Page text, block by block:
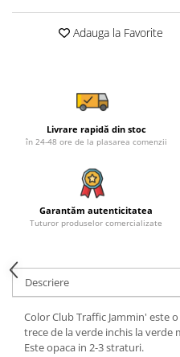
Adauga la Favorite
Livrare rapidă din stoc
în 24-48 ore de la plasarea comenzii
Garantăm autenticitatea
Tuturor produselor comercializate
Descriere
Color Club Traffic Jammin' este
trece de la verde inchis la verde
Este opaca in 2-3 straturi.